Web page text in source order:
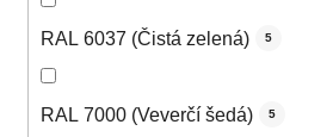
RAL 6037 (Čistá zelená) 5
RAL 7000 (Veverčí šedá) 5